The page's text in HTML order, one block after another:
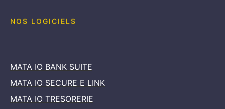
NOS LOGICIELS
MATA IO BANK SUITE
MATA IO SECURE E LINK
MATA IO TRESORERIE